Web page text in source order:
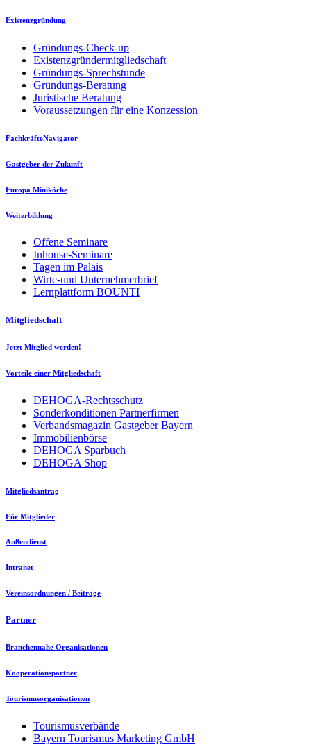
Existenzgründung
Gründungs-Check-up
Existenzgründermitgliedschaft
Gründungs-Sprechstunde
Gründungs-Beratung
Juristische Beratung
Voraussetzungen für eine Konzession
FachkräfteNavigator
Gastgeber der Zukunft
Europa Miniköche
Weiterbildung
Offene Seminare
Inhouse-Seminare
Tagen im Palais
Wirte-und Unternehmerbrief
Lernplattform BOUNTI
Mitgliedschaft
Jetzt Mitglied werden!
Vorteile einer Mitgliedschaft
DEHOGA-Rechtsschutz
Sonderkonditionen Partnerfirmen
Verbandsmagazin Gastgeber Bayern
Immobilienbörse
DEHOGA Sparbuch
DEHOGA Shop
Mitgliedsantrag
Für Mitglieder
Außendienst
Intranet
Vereinsordnungen / Beiträge
Partner
Branchennahe Organisationen
Kooperationspartner
Tourismusorganisationen
Tourismusverbände
Bayern Tourismus Marketing GmbH